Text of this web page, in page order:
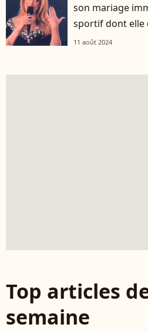
son mariage
sportif dont elle
11 août 2024
Top articles
semaine